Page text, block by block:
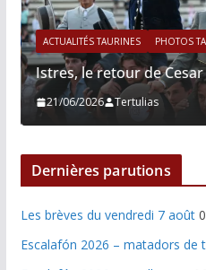
ACTUALITÉS TAURINES PHOTOS
Istres, le retour de
21/06/2026 Tertulias
Dernières parutions
Les brèves du vendredi 7 août
Escalafón 2026 – matadors de